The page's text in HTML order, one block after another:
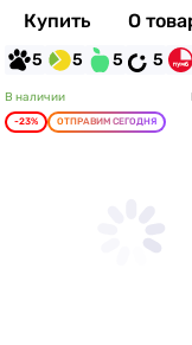
Купить О
5 5 5 5
В наличии
-23% ОТПРАВИМ СЕГОДНЯ